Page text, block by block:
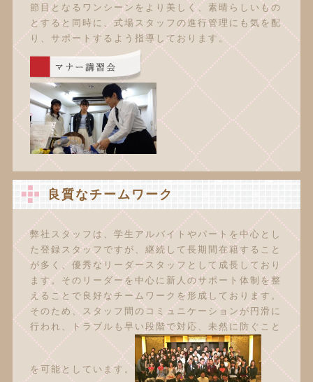
節目となるワンシーンをより美しく、素晴らしいもの
とすると同時に、式場スタッフの進行管理にも気を配
り、サポートするよう指導しております。
良質なチームワーク
弊社スタッフは、学生アルバイトやパートを中心とし
た登録スタッフですが、継続して長期間在籍すること
が多く、優秀なリーダースタッフとして成長しており
ます。そのリーダーを中心に新人のサポート体制を整
えることで良好なチームワークを形成しております。
そのため、スタッフ間のコミュニケーションが円滑に
行われ、トラブルも早い段階で対応、未然に防ぐこと
を可能としています。